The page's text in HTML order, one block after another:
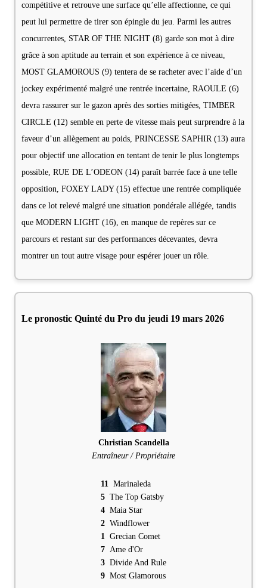
compétitive et retrouve une surface qu’elle affectionne, ce qui
peut lui permettre de tirer son épingle du jeu. Parmi les autres
concurrentes, STAR OF THE NIGHT (8) garde son mot à dire
grâce à son aptitude au terrain et son expérience à ce niveau,
MOST GLAMOROUS (9) tentera de se racheter avec l’aide d’un
jockey expérimenté malgré une rentrée incertaine, RAOULE (6)
devra rassurer sur le gazon après des sorties mitigées, TIMBER
CIRCLE (12) semble en perte de vitesse mais peut surprendre à la
faveur d’un allègement au poids, PRINCESSE SAPHIR (13) aura
pour objectif une allocation en tentant de tenir le plus longtemps
possible, RUE DE L’ODEON (14) paraît barrée face à une telle
opposition, FOXEY LADY (15) effectue une rentrée compliquée
dans ce lot relevé malgré une situation pondérale allégée, tandis
que MODERN LIGHT (16), en manque de repères sur ce
parcours et restant sur des performances décevantes, devra
montrer un tout autre visage pour espérer jouer un rôle.
Le pronostic Quinté du Pro du jeudi 19 mars 2026
Christian Scandella
Entraîneur / Propriétaire
11
Marinaleda
5 The Top Gatsby
4 Maia Star
2 Windflower
1
Grecian Comet
7 Ame d'Or
3 Divide And Rule
9 Most Glamorous